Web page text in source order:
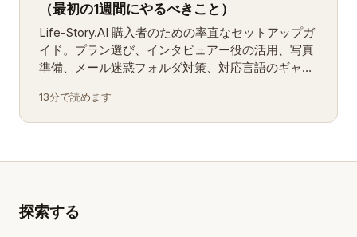
（最初の1週間にやるべきこと）
Life-Story.AI 購入者のための率直なセットアップガ
イド。プラン選び、インタビュアー役の活用、写真
準備、メール迷惑フォルダ対策、対応言語のギャッ
13分で読めます
探索する